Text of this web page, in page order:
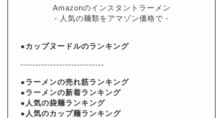
Amazonのインスタントラーメン
- 人気の麺類をアマゾン価格で -
●カップヌードルのランキング
----------------------------
●ラーメンの売れ筋ランキング
●ラーメンの新着ランキング
●人気の袋麺ランキング
●人気のカップ麺ランキング